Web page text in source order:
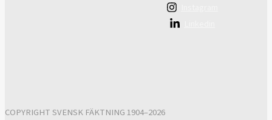
COPYRIGHT SVENSK FÄKTNING 1904–2026